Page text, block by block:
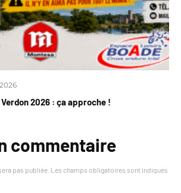
2026 : ça approche !
commentaire
pas publiée. Les champs obligatoires sont indiqués